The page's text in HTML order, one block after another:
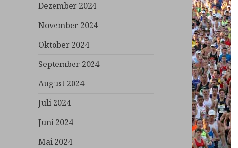
Dezember 2024
November 2024
Oktober 2024
September 2024
August 2024
Juli 2024
Juni 2024
Mai 2024